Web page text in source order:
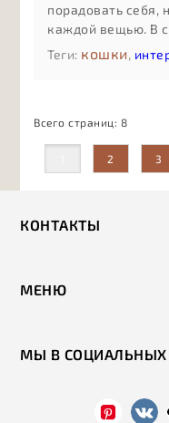
порадовать себя,
каждой вещью. В
осознанное
терминов: как
бренды, которые
людях, животных и
Теги: кошки,
Всего страниц: 8
2 3
КОНТАКТЫ
МЕНЮ
МЫ В СОЦИАЛЬНЫХ